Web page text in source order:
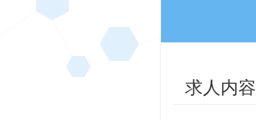
求人内容